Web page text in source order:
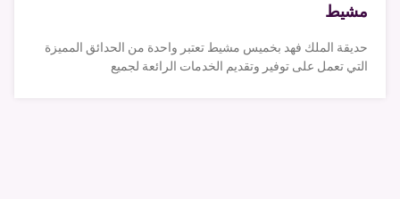
مشيط
حديقة الملك فهد بخميس مشيط تعتبر واحدة من الحدائق المميزة
التي تعمل على توفير وتقديم الخدمات الرائعة لجميع